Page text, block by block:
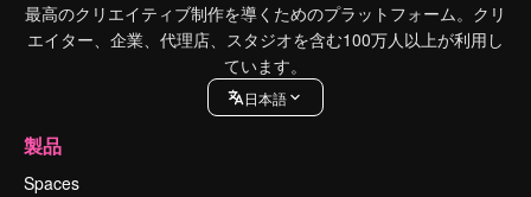
最高のクリエイティブ制作を導くためのプラットフォーム。クリ
エイター、企業、代理店、スタジオを含む100万人以上が利用し
ています。
日本語
製品
Spaces